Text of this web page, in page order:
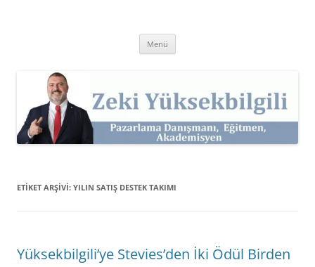
Kişisel Web Sitesi.
Menü
ETIKET ARŞIVI: YILIN SATIŞ DESTEK TAKIMI
Yüksekbilgili’ye Stevies’den İki Ödül Birden